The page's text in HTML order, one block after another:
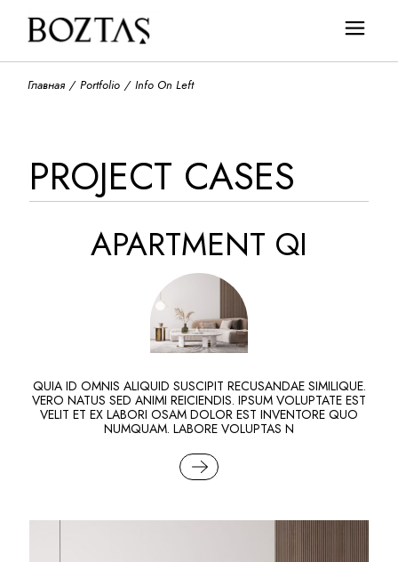
Главная Portfolio Info On Left
PROJECT CASES
APARTMENT QI
QUIA ID OMNIS ALIQUID SUSCIPIT RECUSANDAE SIMILIQUE.
VERO NATUS SED ANIMI REICIENDIS. IPSUM VOLUPTATE EST
VELIT ET EX LABORI OSAM DOLOR EST INVENTORE QUO
NUMQUAM. LABORE VOLUPTAS N
READ MORE